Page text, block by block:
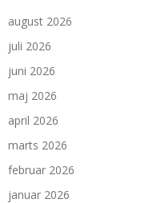
august 2026
juli 2026
juni 2026
maj 2026
april 2026
marts 2026
februar 2026
januar 2026